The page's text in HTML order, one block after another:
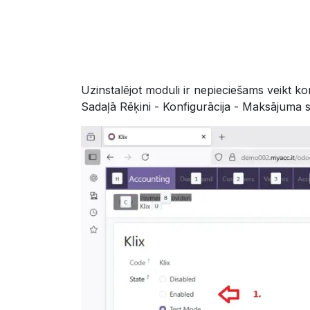
Uzinstalējot moduli ir nepieciešams veikt
Sadaļā Rēķini - Konfigurācija - Maksājuma